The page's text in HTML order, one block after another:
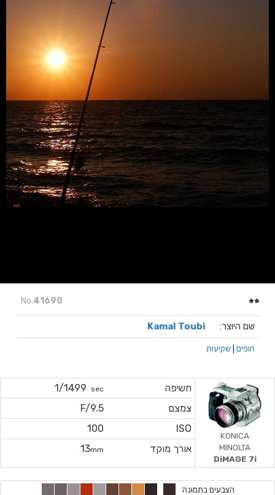
No.41690 **
שם היוצר: Kamal Toubi
חופים שקיעות
חשיפה sec
1/1499
צמצם
F/9.5
ISO
100
אורך מוקד
13mm
KONICA
MINOLTA
DiMAGE 7i
הצבעים בתמונה